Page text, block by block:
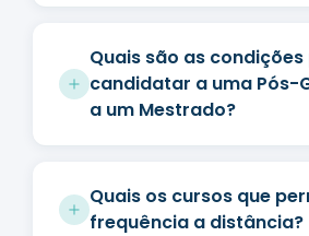
Quais são as
candidatar a uma Pós-
a um Mestrado?
Quais os cursos que
frequência a distância?